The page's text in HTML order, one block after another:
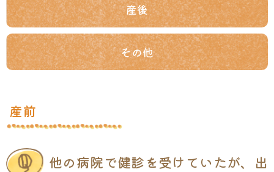
産後
その他
産前
他の病院で健診を受けていたが、出